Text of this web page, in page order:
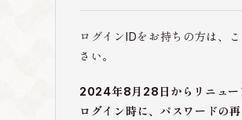
ログインIDをお持ちの方は、
さい。
2024年8月28日からリニュー
ログイン時に、パスワードの